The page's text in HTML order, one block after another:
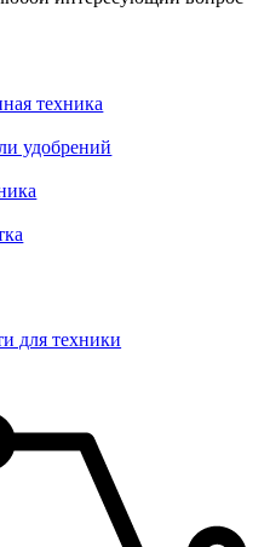
техника
удобрений
для техники